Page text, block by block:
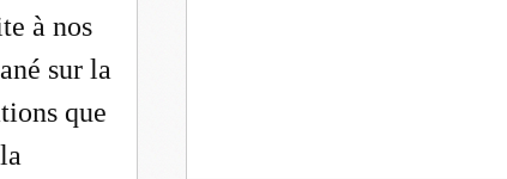
à nos
sur la
que